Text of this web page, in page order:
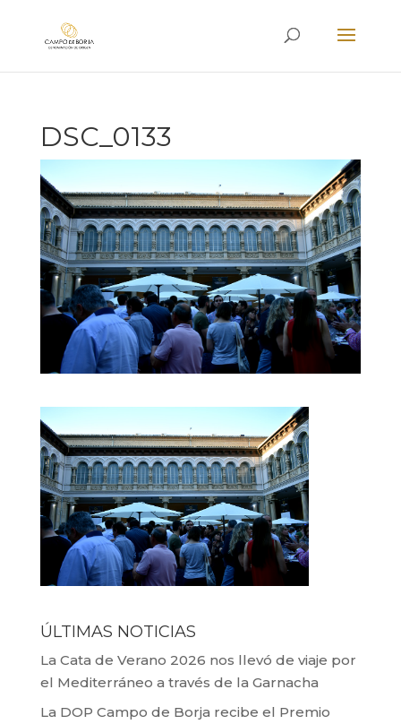
DSC_0133
ÚLTIMAS NOTICIAS
La Cata de Verano 2026 nos llevó de viaje por
el Mediterráneo a través de la Garnacha
La DOP Campo de Borja recibe el Premio